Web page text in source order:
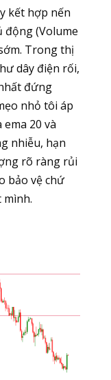
kết hợp nến
động (Volume
Trong thị
dây điện rối,
đứng
nhỏ tôi áp
20 và
nhiễu, hạn
rõ ràng rủi
bảo vệ chứ